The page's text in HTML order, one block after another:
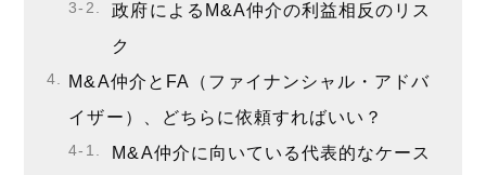
政府によるM&A仲介の利益相反のリス
ク
M&A仲介とFA（ファイナンシャル・アドバ
イザー）、どちらに依頼すればいい？
M&A仲介に向いている代表的なケース